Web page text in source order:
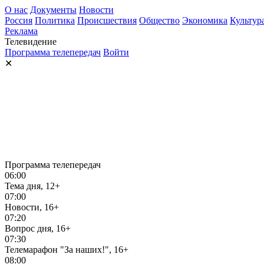
О нас Документы Новости
Россия Политика Происшествия Общество Экономика
Реклама
Телевидение
Программа телепередач Войти
✕
Программа телепередач
06:00
Тема дня, 12+
07:00
Новости, 16+
07:20
Вопрос дня, 16+
07:30
Телемарафон "За наших!", 16+
08:00